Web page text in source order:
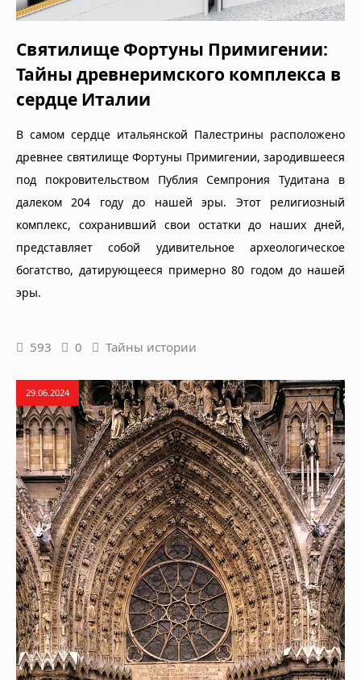
Святилище Фортуны Примигении:
Тайны древнеримского комплекса в
сердце Италии
В самом сердце итальянской Палестрины расположено
древнее святилище Фортуны Примигении, зародившееся
под покровительством Публия Семпрония Тудитана в
далеком 204 году до нашей эры. Этот религиозный
комплекс, сохранивший свои остатки до наших дней,
представляет собой удивительное археологическое
богатство, датирующееся примерно 80 годом до нашей
эры.
593 0 Тайны истории
29.06.2024